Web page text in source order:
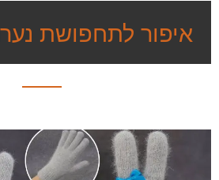
איפור לתחפושת